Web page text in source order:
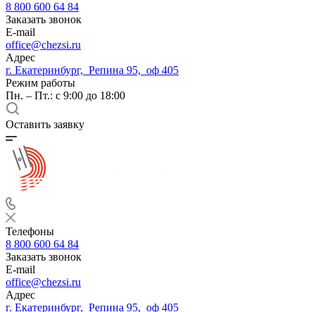
8 800 600 64 84
Заказать звонок
E-mail
office@chezsi.ru
Адрес
г. Екатеринбург, Репина 95, оф 405
Режим работы
Пн. – Пт.: с 9:00 до 18:00
Оставить заявку
Телефоны
8 800 600 64 84
Заказать звонок
E-mail
office@chezsi.ru
Адрес
г. Екатеринбург, Репина 95, оф 405